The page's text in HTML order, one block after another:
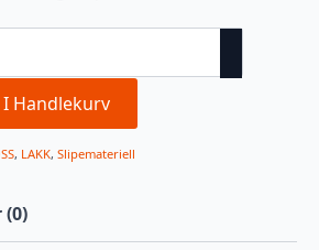
I Handlekurv
, LAKK, Slipemateriell